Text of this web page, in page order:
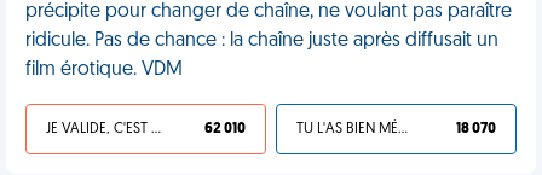
précipite pour changer de chaîne, ne voulant pas paraître
ridicule. Pas de chance : la chaîne juste après diffusait un
film érotique. VDM
JE VALIDE, C'EST UNE VDM 62 010 TU L'AS BIEN MÉRITÉ 18 070